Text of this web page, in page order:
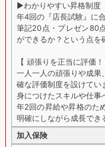
▶︎わかりやすい昇格制度
年4回の『店長試験』に
筆記20点・プレゼン80
ができるか？という点を
【 頑張りを正当に評価！
一人一人の頑張りや成果
確な評価制度を設けてい
身につけたスキルや仕事
年2回の昇給や昇格のた
明確にしながら成長でき
加入保険